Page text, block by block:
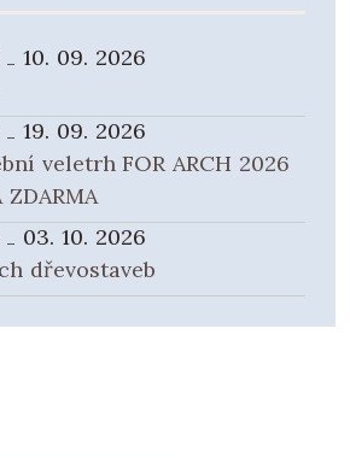
-10. 09. 2026
-19. 09. 2026
veletrh FOR ARCH 2026
ZDARMA
- 03. 10. 2026
dřevostaveb